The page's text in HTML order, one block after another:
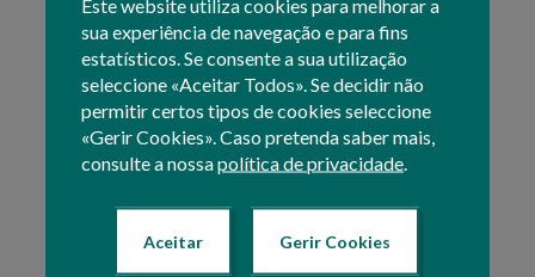
Este website utiliza cookies para melhorar a
sua experiência de navegação e para fins
estatísticos. Se consente a sua utilização
seleccione «Aceitar Todos». Se decidir não
permitir certos tipos de cookies seleccione
«Gerir Cookies». Caso pretenda saber mais,
consulte a nossapolítica de privacidade
Aceitar Gerir Cookies
Continente
Para saber mais sobre os principais objetivos e
intervenções do PEPAC no Continente, consulte toda a
informação noPortal Oficial do PEPACno Continente.
Texto atualizado em: 20 Maio 2025 11:44